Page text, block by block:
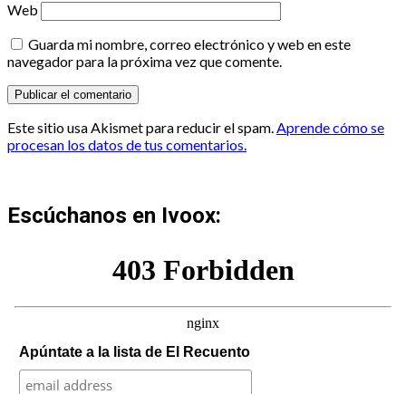
Web
Guarda mi nombre, correo electrónico y web en este
navegador para la próxima vez que comente.
Este sitio usa Akismet para reducir el spam.Aprende cómo se
procesan los datos de tus comentarios.
Escúchanos en Ivoox:
Apúntate a la lista de El Recuento